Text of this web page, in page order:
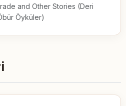
and Other Stories (Deri
Öyküler)